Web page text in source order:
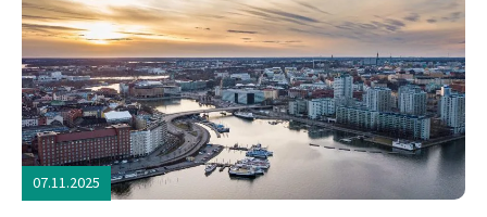
07.11.2025